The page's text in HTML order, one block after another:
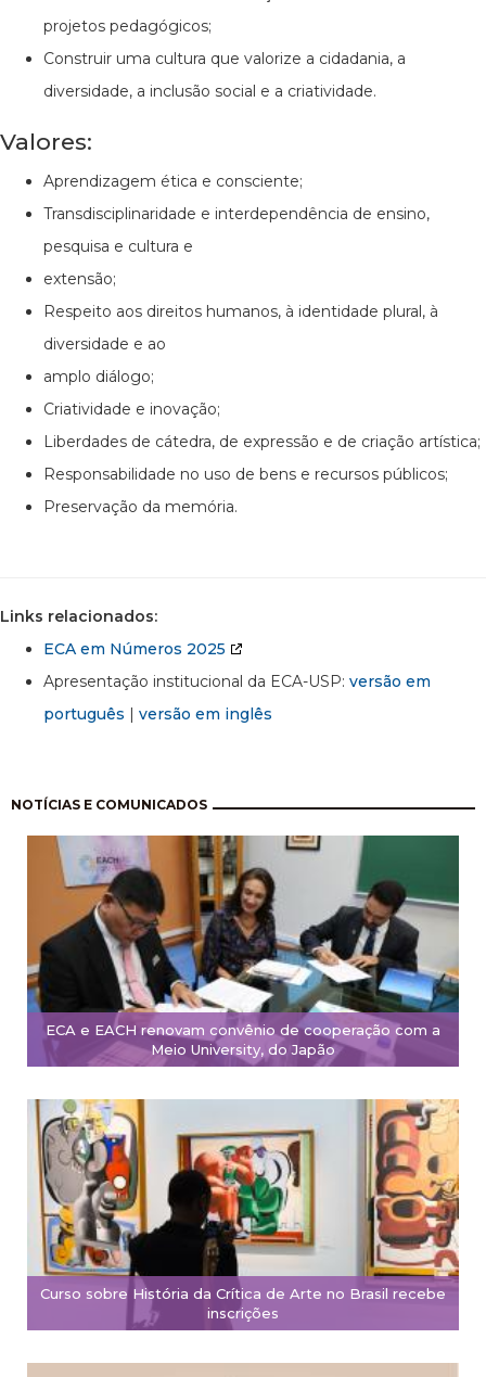
projetos pedagógicos;
Construir uma cultura que valorize a cidadania, a
diversidade, a inclusão social e a criatividade.
Valores:
Aprendizagem ética e consciente;
Transdisciplinaridade e interdependência de ensino,
pesquisa e cultura e
extensão;
Respeito aos direitos humanos, à identidade plural, à
diversidade e ao
amplo diálogo;
Criatividade e inovação;
Liberdades de cátedra, de expressão e de criação artística;
Responsabilidade no uso de bens e recursos públicos;
Preservação da memória.
Links relacionados:
ECA em Números 2025
Apresentação institucional da ECA-USP: versão em
português | versão em inglês
NOTÍCIAS E COMUNICADOS
ECA e EACH renovam convênio de cooperação com a
Meio University, do Japão
Curso sobre História da Crítica de Arte no Brasil recebe
inscrições
Paginação